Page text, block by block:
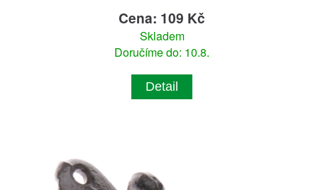
Cena: 109 Kč
Skladem
Doručíme do: 10.8.
Detail